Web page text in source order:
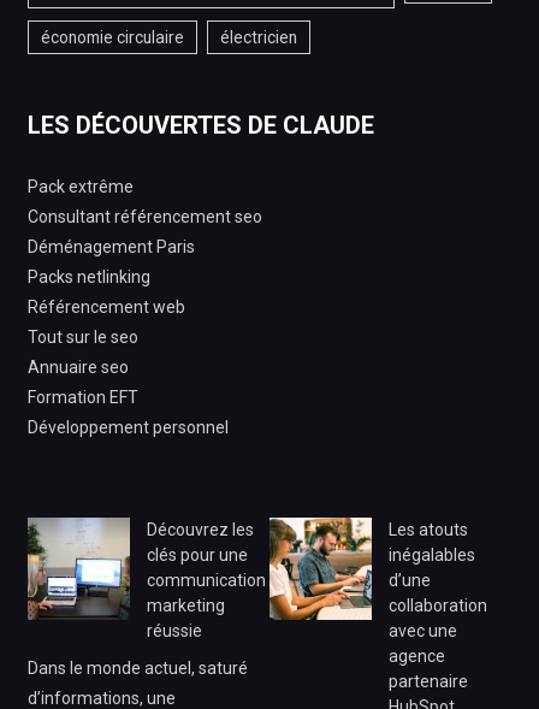
économie circulaire électricien
LES DÉCOUVERTES DE CLAUDE
Pack extrême
Consultant référencement seo
Déménagement Paris
Packs netlinking
Référencement web
Tout sur le seo
Annuaire seo
Formation EFT
Développement personnel
Découvrez les
clés pour une
communication
marketing
réussie
Dans le monde actuel, saturé
d’informations, une
Les atouts
inégalables
d’une
collaboration
avec une
agence
partenaire